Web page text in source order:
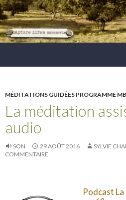
PRINCIPAL
MÉDITATIONS GUIDÉES PROGRAMME
La méditation
audio
SON 29 AOÛT 2016 SYLVIE
COMMENTAIRE
Podcast